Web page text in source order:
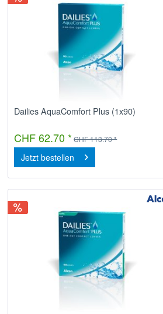
Dailies AquaComfort Plus (1x90)
CHF 62.70 * CHF 113.70 *
Jetzt bestellen